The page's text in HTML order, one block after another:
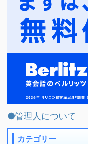
●管理人について
カテゴリー